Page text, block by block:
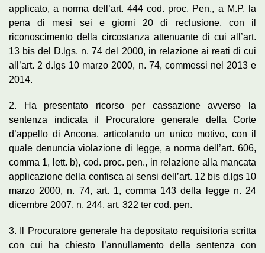
applicato, a norma dell’art. 444 cod. proc. Pen., a M.P. la
pena di mesi sei e giorni 20 di reclusione, con il
riconoscimento della circostanza attenuante di cui all’art.
13 bis del D.lgs. n. 74 del 2000, in relazione ai reati di cui
all’art. 2 d.lgs 10 marzo 2000, n. 74, commessi nel 2013 e
2014.
2. Ha presentato ricorso per cassazione avverso la
sentenza indicata il Procuratore generale della Corte
d’appello di Ancona, articolando un unico motivo, con il
quale denuncia violazione di legge, a norma dell’art. 606,
comma 1, lett. b), cod. proc. pen., in relazione alla mancata
applicazione della confisca ai sensi dell’art. 12 bis d.lgs 10
marzo 2000, n. 74, art. 1, comma 143 della legge n. 24
dicembre 2007, n. 244, art. 322 ter cod. pen.
3. Il Procuratore generale ha depositato requisitoria scritta
con cui ha chiesto l’annullamento della sentenza con